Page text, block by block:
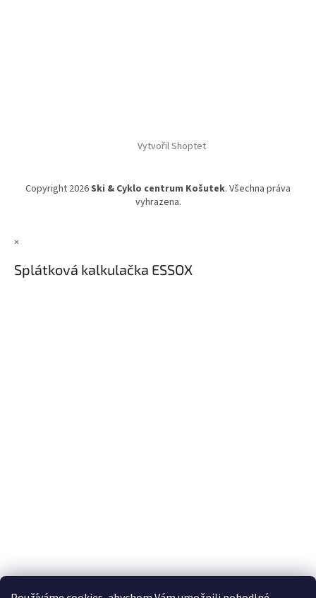
Vytvořil Shoptet
Copyright 2026Ski & Cyklo centrum Košutek. Všechna práva
vyhrazena.
×
Splátková kalkulačka ESSOX